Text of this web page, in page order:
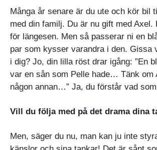
Många år senare är du ute och kör bil
med din familj. Du är nu gift med Axel.
för längesen. Men så passerar ni en
par som kysser varandra i den. Gissa
i dig? Jo, din lilla röst drar igång: ”En
var en sån som Pelle hade… Tänk om
någon annan…” Ja, du förstår vad
Vill du följa med på det drama dina
Men, säger du nu, man kan ju inte